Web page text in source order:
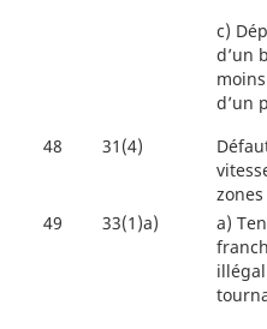
c)
d’un
d’un
48 31(4)
49 33(1)a) a)